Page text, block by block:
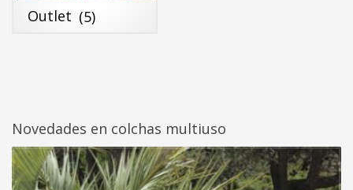
Outlet (5)
Novedades en colchas multiuso